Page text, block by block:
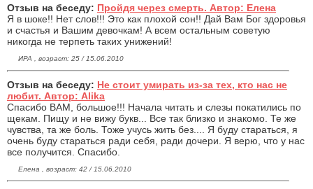
Отзыв на беседу: Пройдя через смерть. Автор: Елена
Я в шоке!! Нет слов!!! Это как плохой сон!! Дай Вам Бог здоровья
и счастья и Вашим девочкам! А всем остальным советую
никогда не терпеть таких унижений!
ИРА , возраст: 25 / 15.06.2010
Отзыв на беседу: Не стоит умирать из-за тех, кто нас не
любит. Автор: Alika
Спасибо ВАМ, большое!!! Начала читать и слезы покатились по
щекам. Пищу и не вижу букв... Все так близко и знакомо. Те же
чувства, та же боль. Тоже учусь жить без.... Я буду стараться, я
очень буду стараться ради себя, ради дочери. Я верю, что у нас
все получится. Спасибо.
Елена , возраст: 42 / 15.06.2010